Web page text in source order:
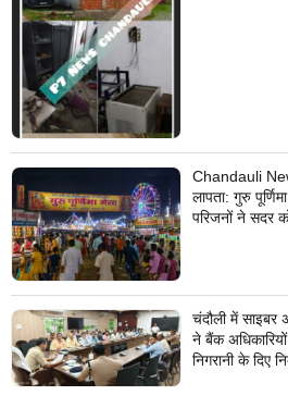
Chandauli
लापता: गुरु
परिजनों ने सदर
चंदौली में
ने बैंक
निगरानी के दिए